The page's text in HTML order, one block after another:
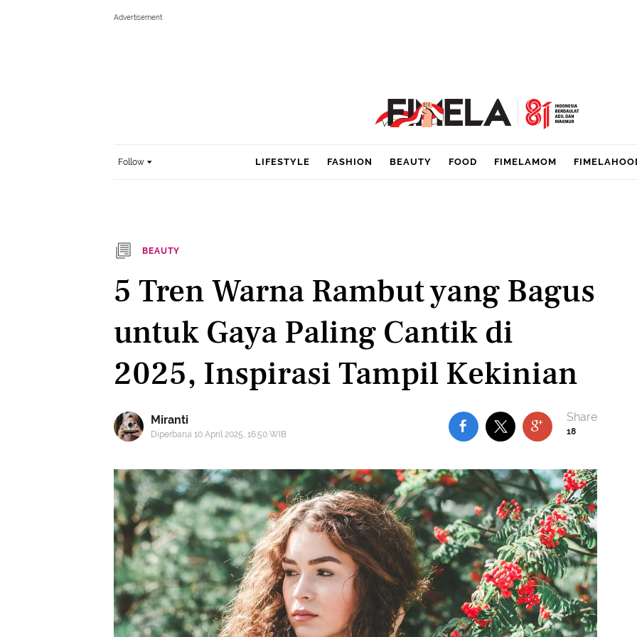
Follow LIFESTYLE FASHION BEAUTY FOOD FIMELAMOM
BEAUTY
5 Tren Warna Rambut yang Bagus
untuk Gaya Paling Cantik di
2025, Inspirasi Tampil Kekinian
Miranti
Diperbarui 10 April 2025, 16:50 WIB 18